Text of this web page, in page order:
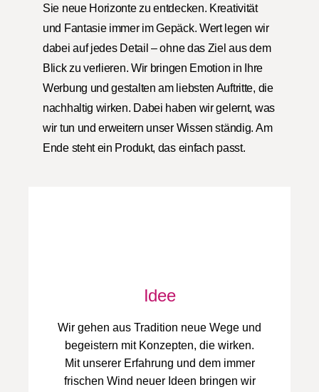
Sie neue Horizonte zu entdecken. Kreativität
und Fantasie immer im Gepäck. Wert legen wir
dabei auf jedes Detail – ohne das Ziel aus dem
Blick zu verlieren. Wir bringen Emotion in Ihre
Werbung und gestalten am liebsten Auftritte, die
nachhaltig wirken. Dabei haben wir gelernt, was
wir tun und erweitern unser Wissen ständig. Am
Ende steht ein Produkt, das einfach passt.
Idee
Wir gehen aus Tradition neue Wege und
begeistern mit Konzepten, die wirken.
Mit unserer Erfahrung und dem immer
frischen Wind neuer Ideen bringen wir